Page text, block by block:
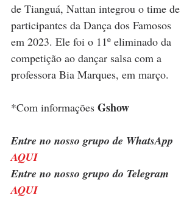
de Tianguá, Nattan integrou o time de
participantes da Dança dos Famosos
em 2023. Ele foi o 11º eliminado da
competição ao dançar salsa com a
professora Bia Marques, em março.
*Com informações Gshow
Entre no nosso grupo de WhatsApp
AQUI
Entre no nosso grupo do Telegram
AQUI